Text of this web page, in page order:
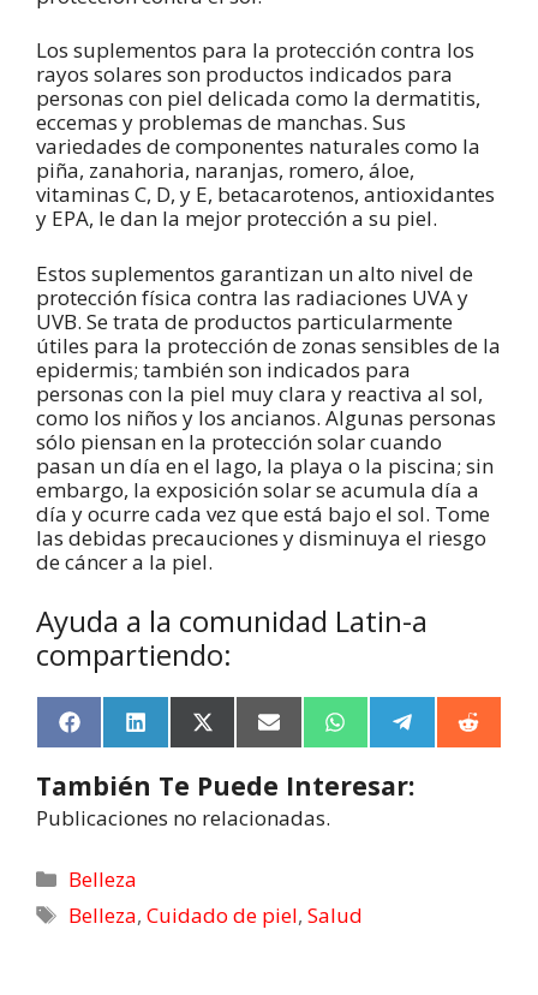
Los suplementos para la protección contra los
rayos solares son productos indicados para
personas con piel delicada como la dermatitis,
eccemas y problemas de manchas. Sus
variedades de componentes naturales como la
piña, zanahoria, naranjas, romero, áloe,
vitaminas C, D, y E, betacarotenos, antioxidantes
y EPA, le dan la mejor protección a su piel.
Estos suplementos garantizan un alto nivel de
protección física contra las radiaciones UVA y
UVB. Se trata de productos particularmente
útiles para la protección de zonas sensibles de la
epidermis; también son indicados para
personas con la piel muy clara y reactiva al sol,
como los niños y los ancianos. Algunas personas
sólo piensan en la protección solar cuando
pasan un día en el lago, la playa o la piscina; sin
embargo, la exposición solar se acumula día a
día y ocurre cada vez que está bajo el sol. Tome
las debidas precauciones y disminuya el riesgo
de cáncer a la piel.
Ayuda a la comunidad Latin-a
compartiendo:
F
a
e
b
o
k
L
i
k
e
d
X
(
w
i
t
)
E
m
a
l
W
h
t
e
e
R
e
También Te Puede Interesar:
Publicaciones no relacionadas.
Belleza
Belleza,Cuidado de piel,Salud